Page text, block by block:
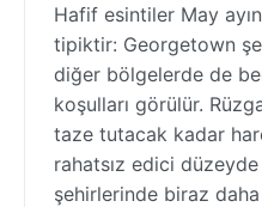
Hafif esintiler May
tipiktir: Georgetown
diğer bölgelerde de
koşulları görülür.
taze tutacak kadar
rahatsız edici düzeyde
şehirlerinde biraz